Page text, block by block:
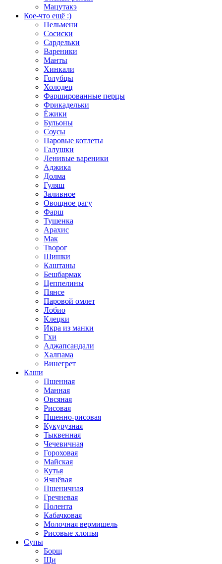
Мацутакэ
Кое-что ещё :)
Пельмени
Сосиски
Сардельки
Вареники
Манты
Хинкали
Голубцы
Холодец
Фаршированные перцы
Фрикадельки
Ёжики
Бульоны
Соусы
Паровые котлеты
Галушки
Ленивые вареники
Аджика
Долма
Гуляш
Заливное
Овощное рагу
Фарш
Тушенка
Арахис
Мак
Творог
Шишки
Каштаны
Бешбармак
Цеппелины
Пянсе
Паровой омлет
Лобио
Клецки
Икра из манки
Гхи
Аджапсандали
Халпама
Винегрет
Каши
Пшенная
Манная
Овсяная
Рисовая
Пшенно-рисовая
Кукурузная
Тыквенная
Чечевичная
Гороховая
Майская
Кутья
Ячнёвая
Пшеничная
Гречневая
Полента
Кабачковая
Молочная вермишель
Рисовые хлопья
Супы
Борщ
Щи